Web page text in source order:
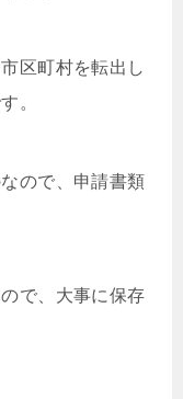
区町村を転出し
。
ので、申請書類
で、大事に保存